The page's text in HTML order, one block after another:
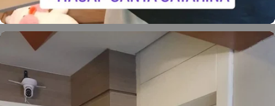
Otávio Augusto